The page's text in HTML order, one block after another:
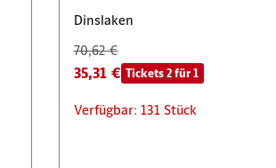
Verfügbar: 73 Stück
Verfügbar: 486 Stück
Dinslaken
70,62 €
35,31 € Tickets 2 für 1
Verfügbar: 131 Stück